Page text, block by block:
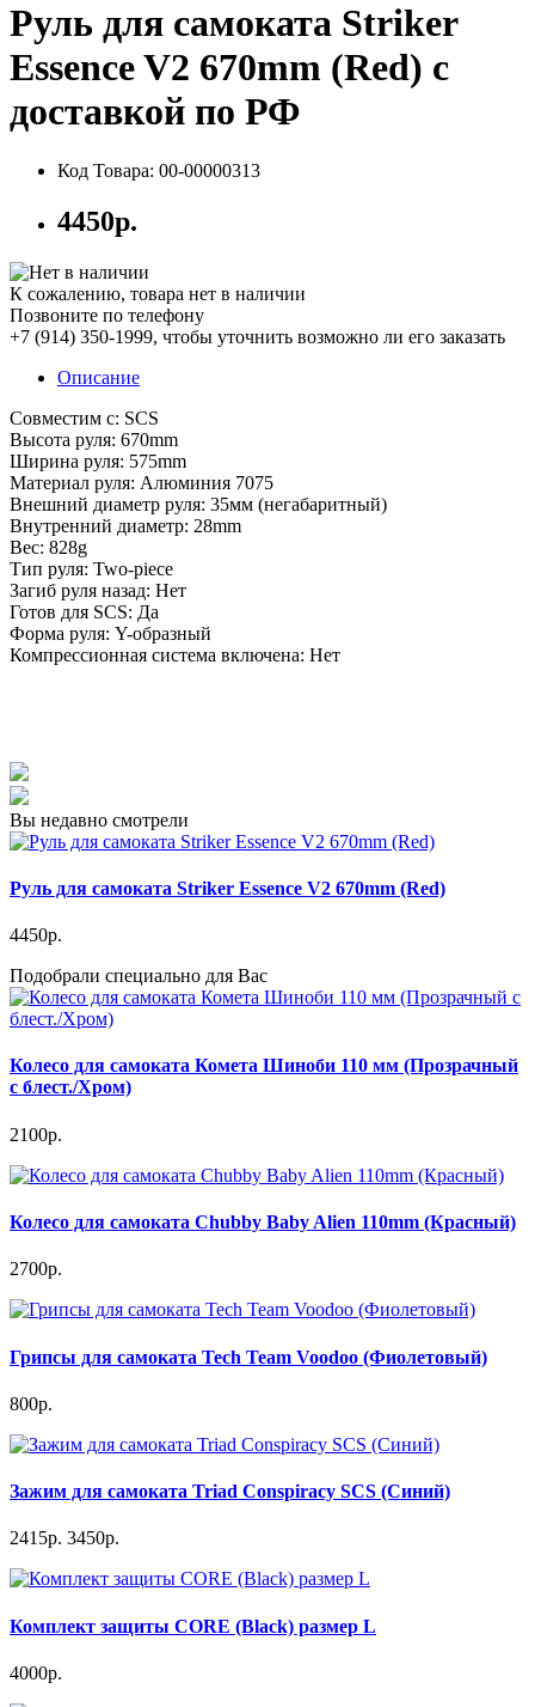
Руль для самоката Striker
Essence V2 670mm (Red) с
доставкой по РФ
Код Товара: 00-00000313
4450р.
К сожалению, товара нет в наличии
Позвоните по телефону
+7 (914) 350-1999, чтобы уточнить возможно ли его заказать
Описание
Совместим с: SCS
Высота руля: 670mm
Ширина руля: 575mm
Материал руля: Aлюминия 7075
Внешний диаметр руля: 35мм (негабаритный)
Внутренний диаметр: 28mm
Вес: 828g
Тип руля: Two-piece
Загиб руля назад: Нет
Готов для SCS: Да
Форма руля: Y-образный
Компрессионная система включена: Нет
Вы недавно смотрели
Руль для самоката Striker Essence V2 670mm (Red)
4450р.
Подобрали специально для Вас
Колесо для самоката Комета Шиноби 110 мм (Прозрачный
с блест./Хром)
2100р.
Колесо для самоката Chubby Baby Alien 110mm (Красный)
2700р.
Грипсы для самоката Tech Team Voodoo (Фиолетовый)
800р.
Зажим для самоката Triad Conspiracy SCS (Синий)
2415р. 3450р.
Комплект защиты CORE (Black) размер L
4000р.